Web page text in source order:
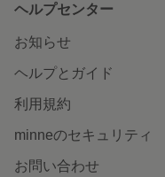
ヘルプセンター
お知らせ
ヘルプとガイド
利用規約
minneのセキュリティ
お問い合わせ